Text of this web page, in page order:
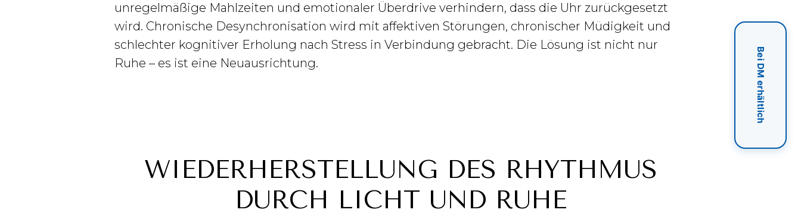
Bei DM erhältlich
unregelmäßige Mahlzeiten und emotionaler Überdrive verhindern, dass die Uhr zurückgesetzt
wird. Chronische Desynchronisation wird mit affektiven Störungen, chronischer Müdigkeit und
schlechter kognitiver Erholung nach Stress in Verbindung gebracht. Die Lösung ist nicht nur
Ruhe – es ist eine Neuausrichtung.
WIEDERHERSTELLUNG DES RHYTHMUS
DURCH LICHT UND RUHE